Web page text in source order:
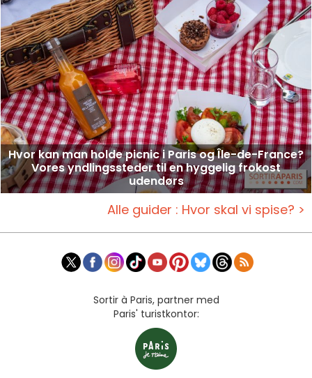
Hvor kan man holde picnic i Paris og Île-de-France?
Vores yndlingssteder til en hyggelig frokost
udendørs
Alle guider : Hvor skal vi spise? >
Sortir à Paris, partner med
Paris' turistkontor: